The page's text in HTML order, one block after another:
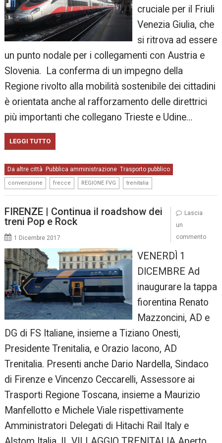
cruciale per il Friuli
Venezia Giulia, che
si ritrova ad essere
un punto nodale per i collegamenti con Austria e
Slovenia. La conferma di un impegno della
Regione rivolto alla mobilità sostenibile dei cittadini
è orientata anche al rafforzamento delle direttrici
più importanti che collegano Trieste e Udine…
LEGGI TUTTO
Da altre città, Pubblica amministrazione,Trasporto pubblico
convenzione frecce REGIONE FVG trenitalia
FIRENZE | Continua il roadshow dei
treni Pop e Rock
1 Dicembre 2017
VENERDÌ 1
DICEMBRE Ad
inaugurare la tappa
fiorentina Renato
Mazzoncini, AD e
DG di FS Italiane, insieme a Tiziano Onesti,
Presidente Trenitalia, e Orazio Iacono, AD
Trenitalia. Presenti anche Dario Nardella, Sindaco
di Firenze e Vincenzo Ceccarelli, Assessore ai
Trasporti Regione Toscana, insieme a Maurizio
Manfellotto e Michele Viale rispettivamente
Amministratori Delegati di Hitachi Rail Italy e
Lascia
un
commento